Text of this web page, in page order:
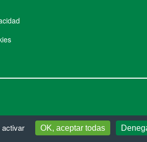
activar OK, aceptar todas